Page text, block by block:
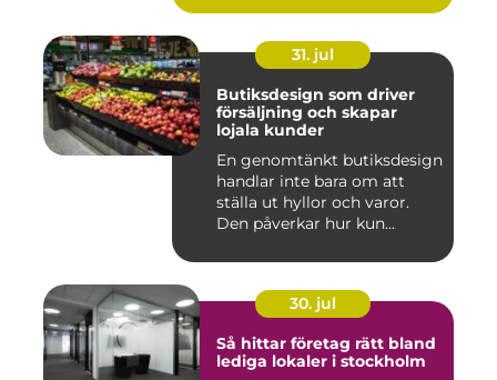
31. jul
Butiksdesign som driver
försäljning och skapar
lojala kunder
En genomtänkt butiksdesign
handlar inte bara om att
ställa ut hyllor och varor.
Den påverkar hur kun...
30. jul
Så hittar företag rätt bland
lediga lokaler i stockholm